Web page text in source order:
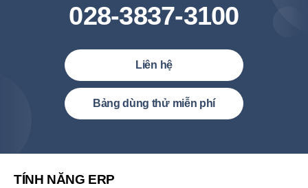
028-3837-3100
Liên hệ
Bảng dùng thử miễn phí
TÍNH NĂNG ERP
Việt Nam (Tiếng Việt)
繁體中文